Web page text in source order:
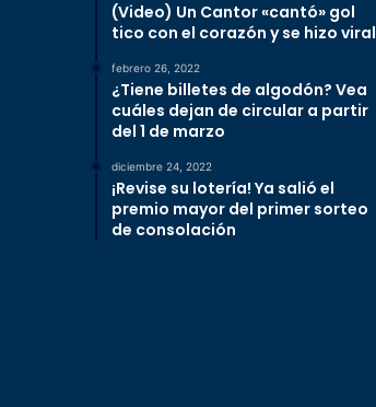
(Video) Un Cantor «cantó» gol
tico con el corazón y se hizo viral
febrero 26, 2022
¿Tiene billetes de algodón? Vea
cuáles dejan de circular a partir
del 1 de marzo
diciembre 24, 2022
¡Revise su lotería! Ya salió el
premio mayor del primer sorteo
de consolación